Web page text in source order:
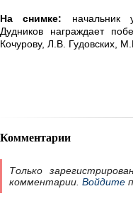
На снимке: начальник
Дудников награждает
Кочурову, Л.В. Гудовских,
Комментарии
Только
комментарии. Войдите